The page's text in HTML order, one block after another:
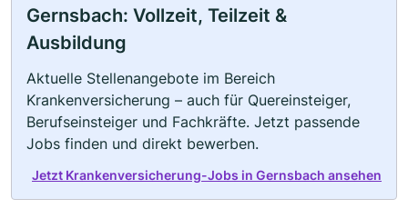
Gernsbach: Vollzeit, Teilzeit &
Ausbildung
Aktuelle Stellenangebote im Bereich
Krankenversicherung – auch für Quereinsteiger,
Berufseinsteiger und Fachkräfte. Jetzt passende
Jobs finden und direkt bewerben.
Jetzt Krankenversicherung-Jobs in Gernsbach ansehen